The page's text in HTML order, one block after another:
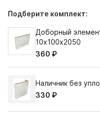
Подберите комплект:
Доборный
10х100х2050
360 ₽
Наличник без
330 ₽